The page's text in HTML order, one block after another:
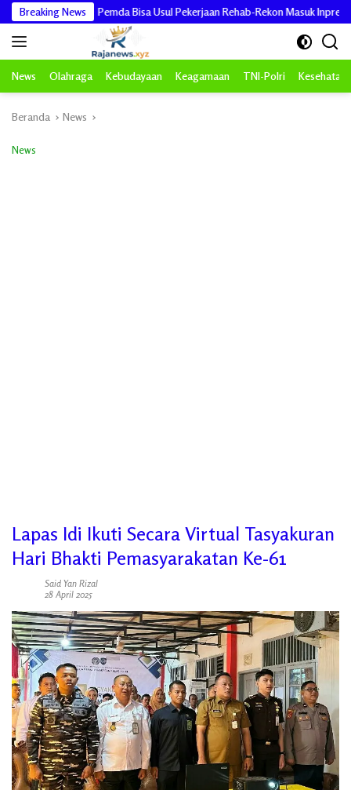
Langsung
ke
konten
Breaking News
Aceh: Pemda Bisa Usul Pekerjaan Rehab-Rekon Masuk Inpres
News Olahraga Kebudayaan Keagamaan TNI-Polri Kesehatan
Beranda News
News
Lapas Idi Ikuti Secara Virtual Tasyakuran
Hari Bhakti Pemasyarakatan Ke-61
Said Yan Rizal
28 April 2025